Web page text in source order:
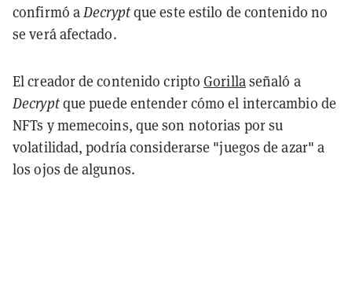
confirmó aDecryptque este estilo de contenido no
se verá afectado.
El creador de contenido criptoGorillaseñaló a
Decryptque puede entender cómo el intercambio de
NFTs y memecoins, que son notorias por su
volatilidad, podría considerarse "juegos de azar" a
los ojos de algunos.